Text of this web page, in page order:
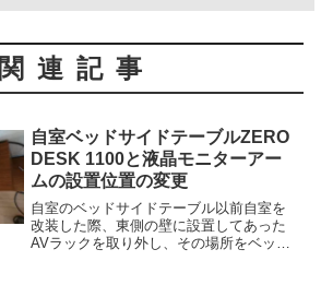
関連記事
自室ベッドサイドテーブルZERO
DESK 1100と液晶モニターアー
ムの設置位置の変更
自室のベッドサイドテーブル以前自室を
改装した際、東側の壁に設置してあった
AVラックを取り外し、その場所をベッド